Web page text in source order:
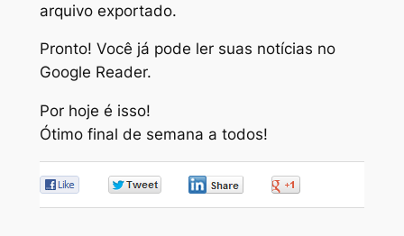
arquivo exportado.
Pronto! Você já pode ler suas notícias no
Google Reader.
Por hoje é isso!
Ótimo final de semana a todos!